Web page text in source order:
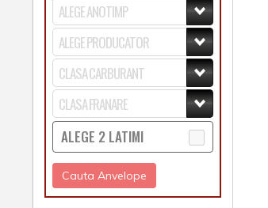
ALEGE 2 LATIMI
Cauta Anvelope